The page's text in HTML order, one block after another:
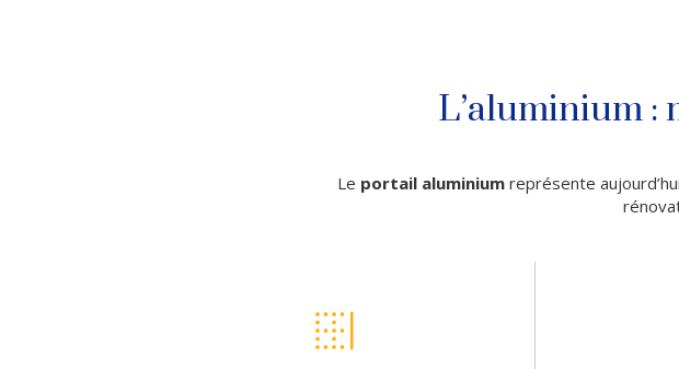
L’aluminium :
Le portail aluminium représente